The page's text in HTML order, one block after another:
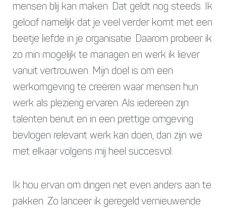
mensen blij kan maken. Dat geldt nog steeds. Ik
geloof namelijk dat je veel verder komt met een
beetje liefde in je organisatie. Daarom probeer ik
zo min mogelijk te managen en werk ik liever
vanuit vertrouwen. Mijn doel is om een
werkomgeving te creëren waar mensen hun
werk als plezierig ervaren. Als iedereen zijn
talenten benut en in een prettige omgeving
bevlogen relevant werk kan doen, dan zijn we
met elkaar volgens mij heel succesvol.
Ik hou ervan om dingen net even anders aan te
pakken. Zo lanceer ik geregeld vernieuwende